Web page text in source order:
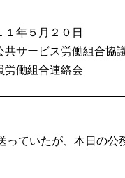
１年５月２０日
共サービス労働組合協
労働組合連絡会
ていたが、本日の公